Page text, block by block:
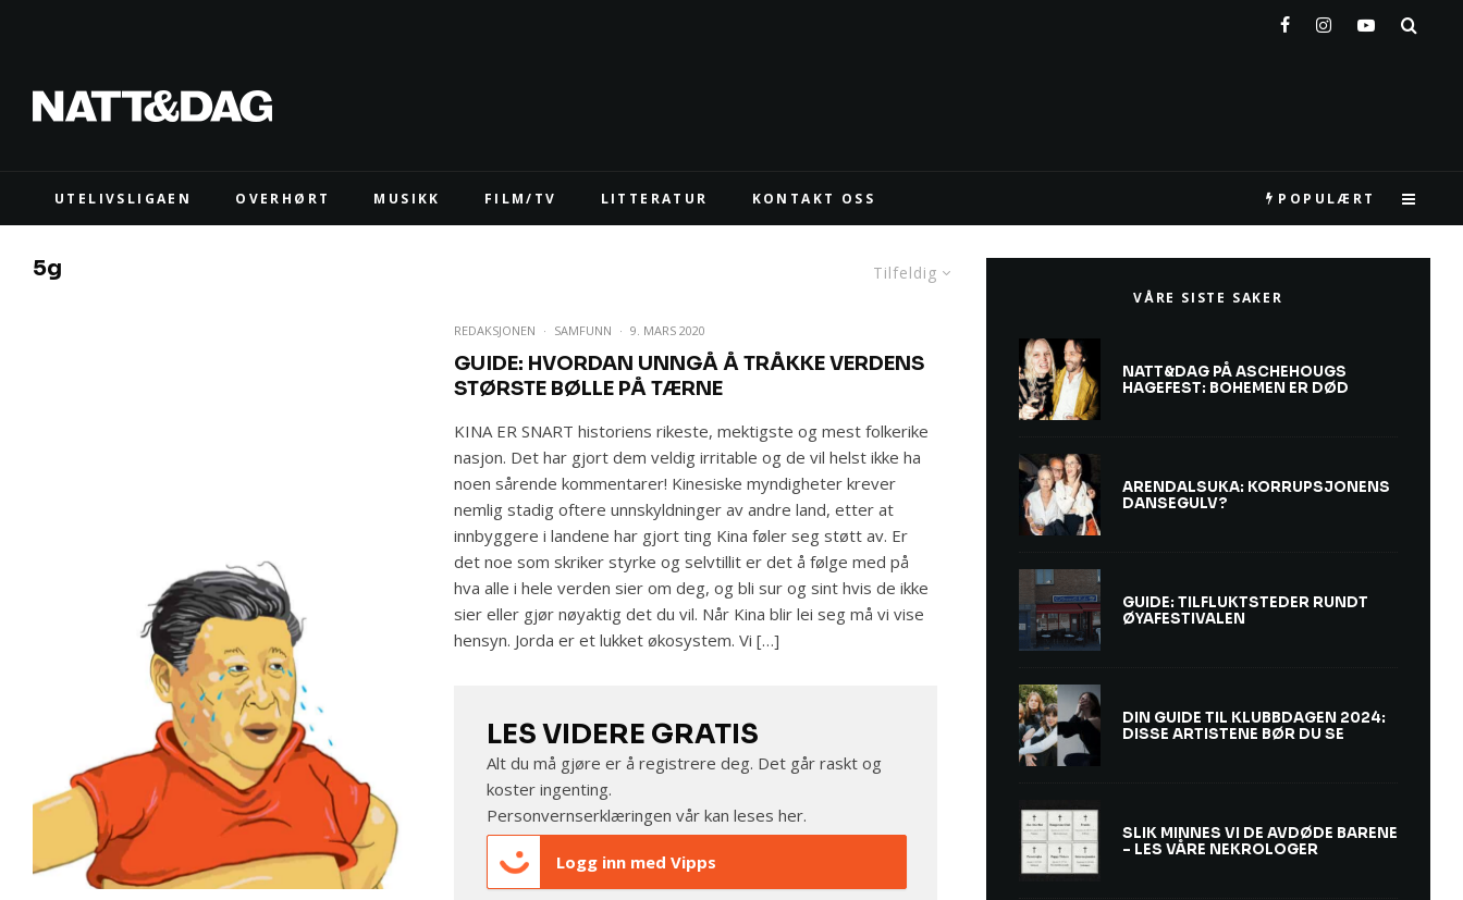
UTELIVSLIGAEN OVERHØRT MUSIKK FILM/TV LITTERATUR KONTAKT OSS POPULÆRT
Tilfeldig
5g
REDAKSJONEN · SAMFUNN · 9. MARS 2020
GUIDE: HVORDAN UNNGÅ Å TRÅKKE VERDENS
STØRSTE BØLLE PÅ TÆRNE
KINA ER SNART historiens rikeste, mektigste og mest folkerike
nasjon. Det har gjort dem veldig irritable og de vil helst ikke ha
noen sårende kommentarer! Kinesiske myndigheter krever
nemlig stadig oftere unnskyldninger av andre land, etter at
innbyggere i landene har gjort ting Kina føler seg støtt av. Er
det noe som skriker styrke og selvtillit er det å følge med på
hva alle i hele verden sier om deg, og bli sur og sint hvis de ikke
sier eller gjør nøyaktig det du vil. Når Kina blir lei seg må vi vise
hensyn. Jorda er et lukket økosystem. Vi […]
LES VIDERE GRATIS
Alt du må gjøre er å registrere deg. Det går raskt og
koster ingenting.
Personvernserklæringen vår kan lesesher.
Logg inn med Vipps
VÅRE SISTE SAKER
NATT&DAG PÅ ASCHEHOUGS
HAGEFEST: BOHEMEN ER DØD
ARENDALSUKA: KORRUPSJONENS
DANSEGULV?
GUIDE: TILFLUKTSTEDER RUNDT
ØYAFESTIVALEN
DIN GUIDE TIL KLUBBDAGEN 2024:
DISSE ARTISTENE BØR DU SE
SLIK MINNES VI DE AVDØDE BARENE
– LES VÅRE NEKROLOGER